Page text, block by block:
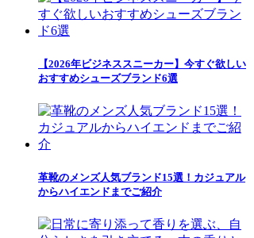
【2026年ビジネススニーカー】今すぐ欲しい
おすすめシューズブランド6選
革靴のメンズ人気ブランド15選！カジュアル
からハイエンドまでご紹介